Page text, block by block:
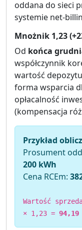
oddana do sieci
systemie net-
Mnożnik 1,23
Od końca
współczynnik
wartość
forma wsparcia
opłacalność
(kompensacja
Przykład
Prosument
200 kWh
Cena RCEm:
Wartość
× 1,23 = 94,19